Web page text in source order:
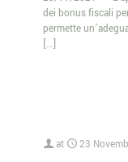
dei bonus fiscali
permette
[…]
at 23